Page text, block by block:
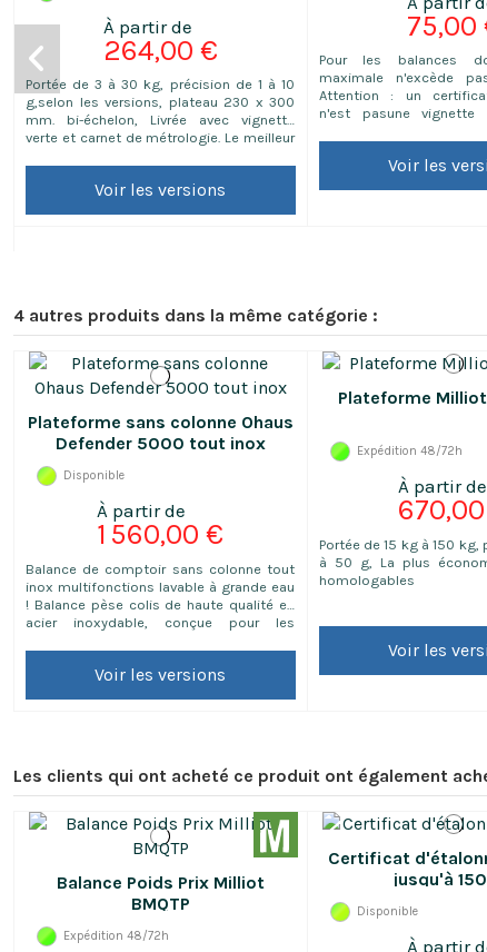
264,00 €
Portée de 3 à 30 kg, précision de 1 à 10
g,selon les versions, plateau 230 x 300
mm. bi-échelon, Livrée avec vignette
verte et carnet de métrologie. Le meilleur
Nos conseils: - Vous vendez des
Voir les versions
75,00
Pour les balances
maximale n'excède
Attention : un certificat
n'est pasune vignette
notammentpour
Voir les
4 autres produits dans la même catégorie :
Plateforme sans colonne Ohaus
Defender 5000 tout inox
Disponible
1 560,00 €
Balance de comptoir sans colonne tout
inox multifonctions lavable à grande eau
! Balance pèse colis de haute qualité en
acier inoxydable, conçue pour les
Voir les versions
Plateforme
Expédition 48/72h
Portée de 15 kg à 150
à 50 g, La plus
homologables
Voir les
Les clients qui ont acheté ce produit ont également
Balance Poids Prix Milliot
BMQTP
Expédition 48/72h
Certificat
jusqu'à
Disponible